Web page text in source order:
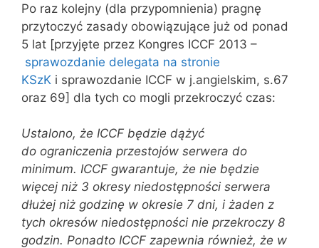
Po raz kolejny (dla przypomnienia) pragnę
przytoczyć zasady obowiązujące już od ponad
5 lat [przyjęte przez Kongres ICCF 2013 –
sprawozdanie delegata na stronie
KSzK i sprawozdanie ICCF w j.angielskim, s.67
oraz 69] dla tych co mogli przekroczyć czas:
Ustalono, że ICCF będzie dążyć
do ograniczenia przestojów serwera do
minimum. ICCF gwarantuje, że nie będzie
więcej niż 3 okresy niedostępności serwera
dłużej niż godzinę w okresie 7 dni, i żaden z
tych okresów niedostępności nie przekroczy 8
godzin. Ponadto ICCF zapewnia również, że w